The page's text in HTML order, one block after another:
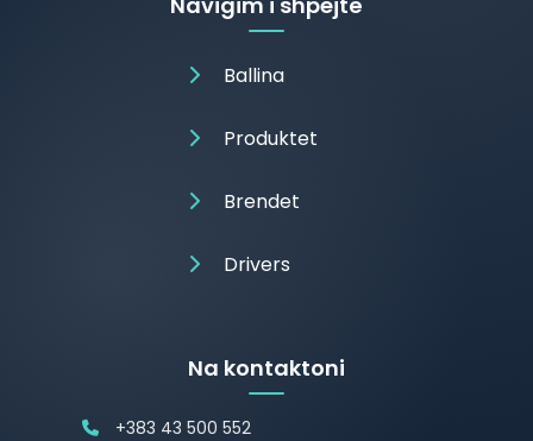
Ballina
Produktet
Brendet
Drivers
Na kontaktoni
+383 43 500 552